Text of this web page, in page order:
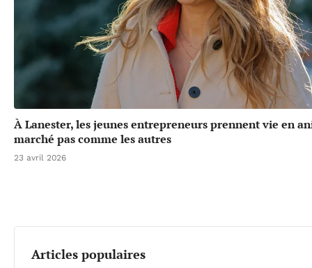
À Lanester, les jeunes entrepreneurs prennent vie en
marché pas comme les autres
23 avril 2026
Articles populaires